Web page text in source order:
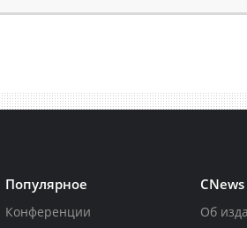
Популярное
Конференции
CNews
Об